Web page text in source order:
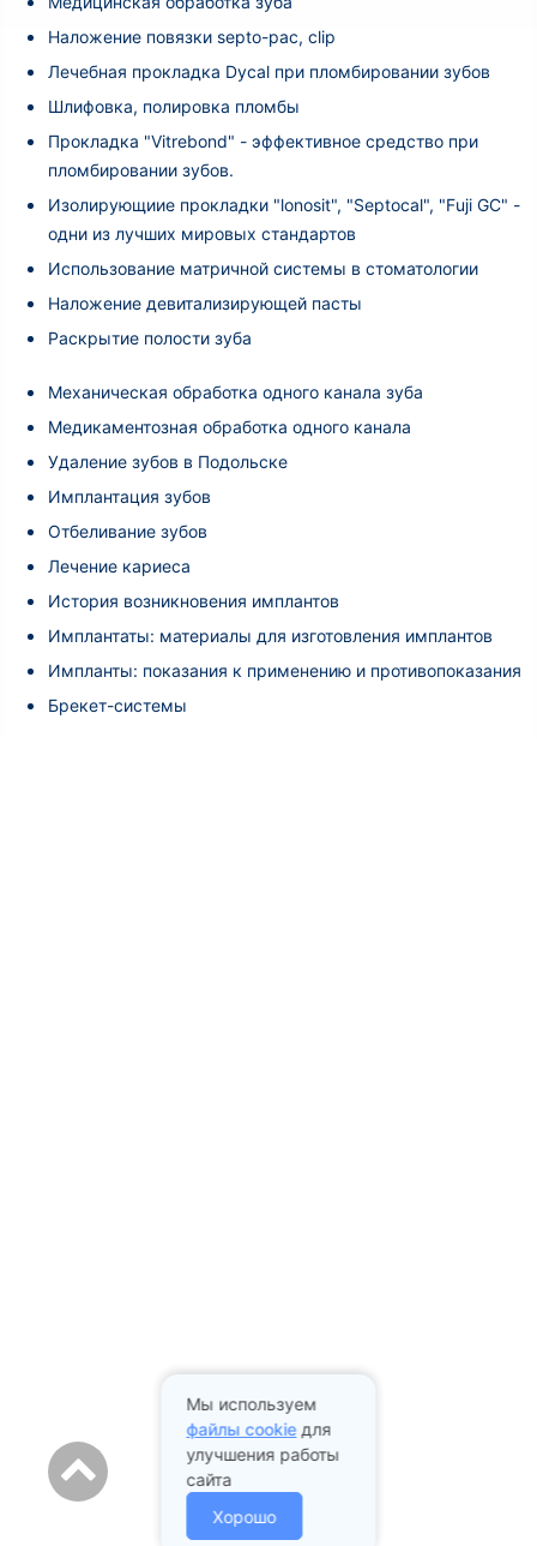
Наложение повязки septo-pac, clip
Лечебная прокладка Dycal при пломбировании зубов
Шлифовка, полировка пломбы
Прокладка "Vitrebond" - эффективное средство при
пломбировании зубов.
Изолирующиие прокладки "lonosit", "Septocal", "Fuji GC" -
одни из лучших мировых стандартов
Использование матричной системы в стоматологии
Наложение девитализирующей пасты
Раскрытие полости зуба
Механическая обработка одного канала зуба
Медикаментозная обработка одного канала
Удаление зубов в Подольске
Имплантация зубов
Отбеливание зубов
Лечение кариеса
История возникновения имплантов
Имплантаты: материалы для изготовления имплантов
Импланты: показания к применению и противопоказания
Брекет-системы
Мы используем
файлы cookieдля
улучшения работы
сайта
Хорошо